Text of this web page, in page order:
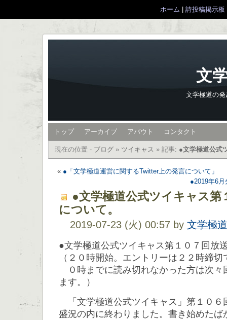
ホーム 詩投稿掲示板
文
文学極道の
トップ アーカイブ アバウト コンタクト
現在の位置 - ブログ » ツイキャス » 記事: ●文学極道公式
« ●「文学極道運営に関するTwitter上の発言について」
●2019年6
●文学極道公式ツイキャス第
について。
2019-07-23 (火) 00:57 by 文学極
●文学極道公式ツイキャス第１０７回放
（２０時開始。エントリーは２２時締切
０時までに読み切れなかった方は次々
ます。）
「文学極道公式ツイキャス」第１０６
盛況の内に終わりました。書き始めたば